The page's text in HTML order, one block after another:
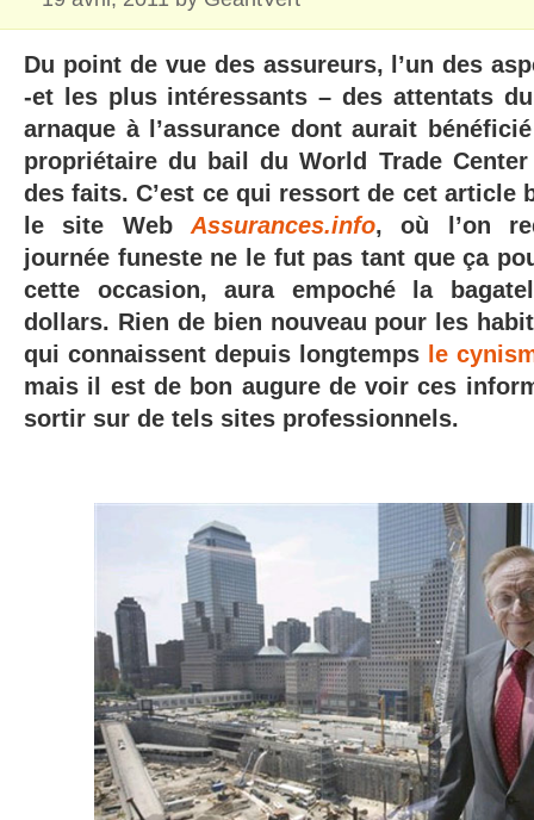
Du point de vue des assureurs, l’un des
-et les plus intéressants – des attentats
arnaque à l’assurance dont aurait
propriétaire du bail du World Trade
des faits. C’est ce qui ressort de cet article
le site WebAssurances.info, où l’on
journée funeste ne le fut pas tant que ça
cette occasion, aura empoché la
dollars. Rien de bien nouveau pour les
qui connaissent depuis longtemps le
mais il est de bon augure de voir ces
sortir sur de tels sites professionnels.